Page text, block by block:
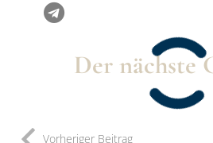
Der nächste
Vorheriger Beitrag